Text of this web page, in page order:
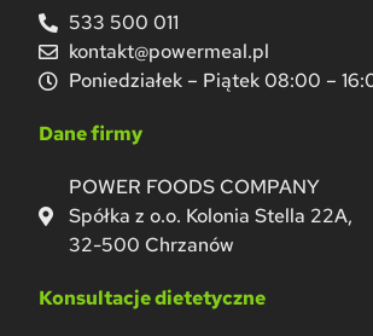
533 500 011
kontakt@powermeal.pl
Poniedziałek – Piątek 08:00 –
Dane firmy
POWER FOODS COMPANY
Spółka z o.o. Kolonia Stella 22A,
32-500 Chrzanów
Konsultacje dietetyczne